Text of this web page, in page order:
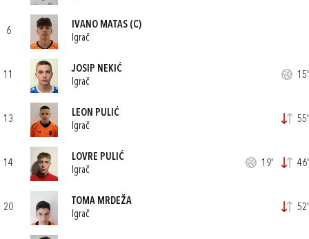
6
IVANO MATAS (C)
Igrač
11
JOSIP NEKIĆ
Igrač
15'
13
LEON PULIĆ
Igrač
55'
14
LOVRE PULIĆ
Igrač
19' 46'
20
TOMA MRDEŽA
Igrač
52'